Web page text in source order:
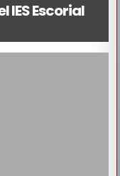
IES Escorial